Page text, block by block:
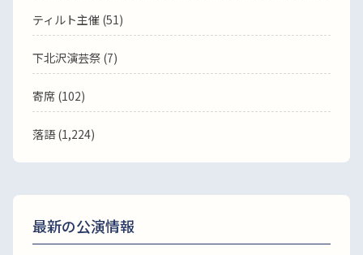
ティルト主催 (51)
下北沢演芸祭 (7)
寄席 (102)
落語(1,224)
最新の公演情報